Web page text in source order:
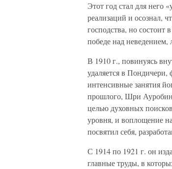
Этот год стал для него
реализаций и осознал,
господства, но
победе над
В 1910 г., повинуясь
удаляется в
интенсивные занятия
прошлого, Шри
целью духовных
уровня, и воплощение
посвятил себя,
С 1914 по 1921 г. он
главные труды, в